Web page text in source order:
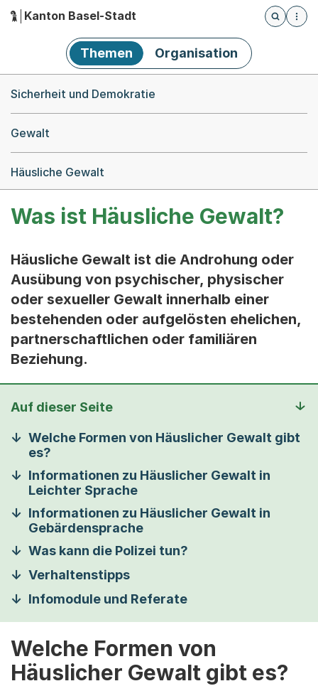
Hauptnavigation
Kanton Basel-Stadt
Öffnet
Themen Organisation
Sicherheit und Demokratie
Gewalt
Häusliche Gewalt
Was ist Häusliche Gewalt?
Häusliche Gewalt ist die Androhung oder
Ausübung von psychischer, physischer
oder sexueller Gewalt innerhalb einer
bestehenden oder aufgelösten ehelichen,
partnerschaftlichen oder familiären
Beziehung.
Auf dieser Seite
Welche Formen von Häuslicher Gewalt gibt
es?
Informationen zu Häuslicher Gewalt in
Leichter Sprache
Informationen zu Häuslicher Gewalt in
Gebärdensprache
Was kann die Polizei tun?
Verhaltenstipps
Infomodule und Referate
Welche Formen von
Häuslicher Gewalt gibt es?